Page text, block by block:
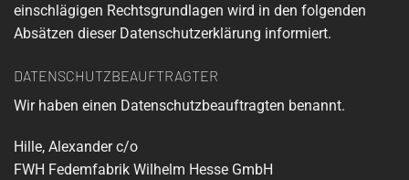
einschlägigen Rechtsgrundlagen wird in den folgenden
Absätzen dieser Datenschutzerklärung informiert.
DATENSCHUTZ­BEAUFTRAGTER
Wir haben einen Datenschutzbeauftragten benannt.
Hille, Alexander c/o
FWH Fedemfabrik Wilhelm Hesse GmbH